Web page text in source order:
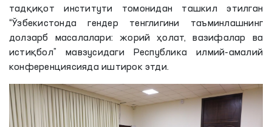
тадқиқот институти томонидан ташкил этилган
“Ўзбекистонда гендер тенглигини таъминлашнинг
долзарб масалалари: жорий ҳолат, вазифалар ва
истиқбол” мавзусидаги Республика илмий-амалий
конференциясияда иштирок этди.